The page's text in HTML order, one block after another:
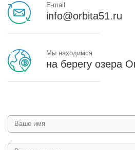
E-mail
info@orbita51.ru
Мы находимся
на берегу озера